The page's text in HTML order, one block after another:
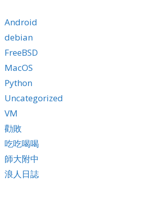
Android
debian
FreeBSD
MacOS
Python
Uncategorized
VM
勸敗
吃吃喝喝
師大附中
浪人日誌